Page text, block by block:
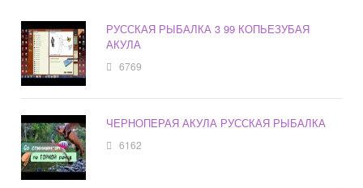
РУССКАЯ РЫБАЛКА 3 99 КОПЬЕЗУБАЯ
АКУЛА
6769
ЧЕРНОПЕРАЯ АКУЛА РУССКАЯ РЫБАЛКА
6162